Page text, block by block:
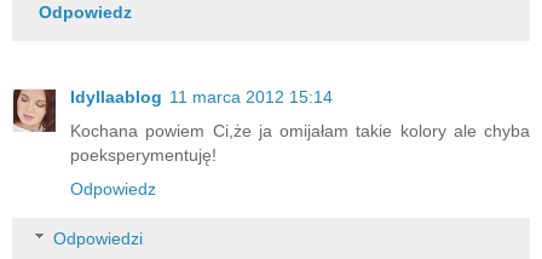
Odpowiedz
Idyllaablog 11 marca 2012 15:14
Kochana powiem Ci,że ja omijałam takie kolory ale chyba
poeksperymentuję!
Odpowiedz
Odpowiedzi